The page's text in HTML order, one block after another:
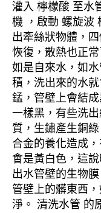
灌入 檸檬酸 至水
機 ，啟動 螺旋波
出牽絲狀物體，
恢復，散熱也正常
如是自來水，如
積，洗出來的水
錳，管壁上會結
一樣黑，有些洗
質，生鏽產生銅
合金的養化造成
會是黃白色，這
出水管壁的生物膜
管壁上的髒東西
淨。 清洗水管 的